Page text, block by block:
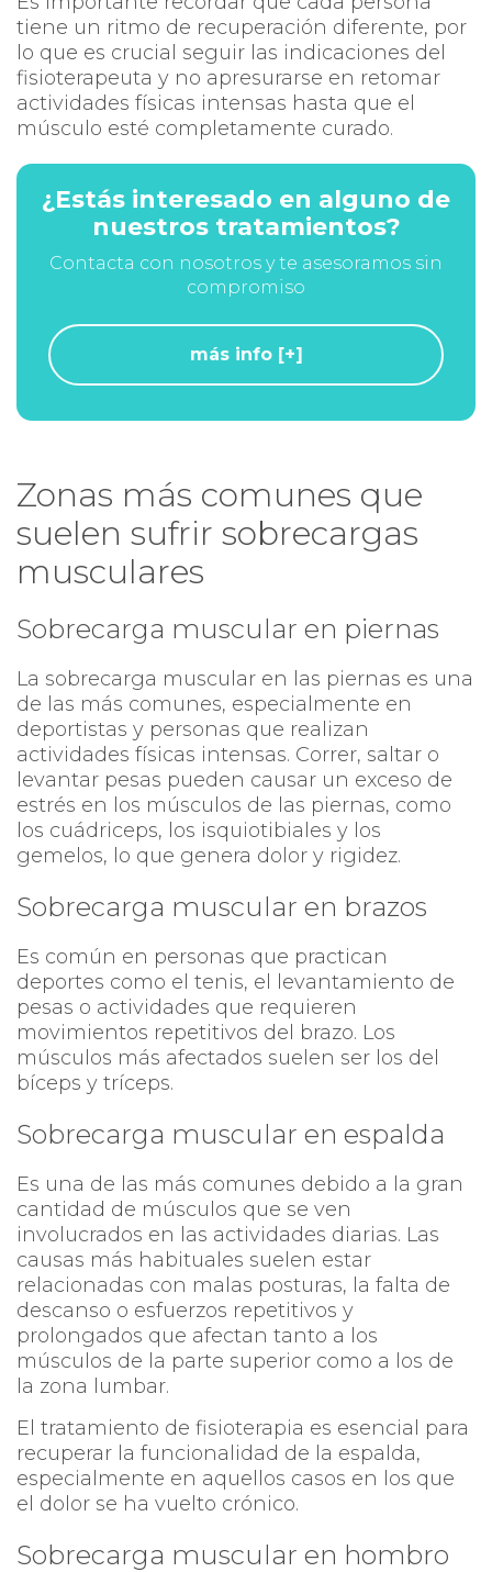
tiene un ritmo de recuperación diferente, por
lo que es crucial seguir las indicaciones del
fisioterapeuta y no apresurarse en retomar
actividades físicas intensas hasta que el
músculo esté completamente curado.
¿Estás interesado en alguno de
nuestros tratamientos?
Contacta con nosotros y te asesoramos sin
compromiso
más info [+]
Zonas más comunes que
suelen sufrir sobrecargas
musculares
Sobrecarga muscular en piernas
La sobrecarga muscular en las piernas es una
de las más comunes, especialmente en
deportistas y personas que realizan
actividades físicas intensas. Correr, saltar o
levantar pesas pueden causar un exceso de
estrés en los músculos de las piernas, como
los cuádriceps, los isquiotibiales y los
gemelos, lo que genera dolor y rigidez.
Sobrecarga muscular en brazos
Es común en personas que practican
deportes como el tenis, el levantamiento de
pesas o actividades que requieren
movimientos repetitivos del brazo. Los
músculos más afectados suelen ser los del
bíceps y tríceps.
Sobrecarga muscular en espalda
Es una de las más comunes debido a la gran
cantidad de músculos que se ven
involucrados en las actividades diarias. Las
causas más habituales suelen estar
relacionadas con malas posturas, la falta de
descanso o esfuerzos repetitivos y
prolongados que afectan tanto a los
músculos de la parte superior como a los de
la zona lumbar.
El tratamiento de fisioterapia es esencial para
recuperar la funcionalidad de la espalda,
especialmente en aquellos casos en los que
el dolor se ha vuelto crónico.
Sobrecarga muscular en hombro